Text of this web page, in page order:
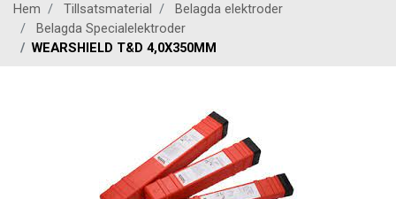
Slangpaket
Personligt skydd
Gasutrustning
Hem Tillsatsmaterial
Belagda elektroder
Belagda Specialelektroder
WEARSHIELD T&D 4,0X350MM